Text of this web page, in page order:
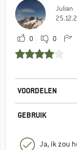
Julian
0 0
VOORDELEN
GEBRUIK
Ja, ik zou